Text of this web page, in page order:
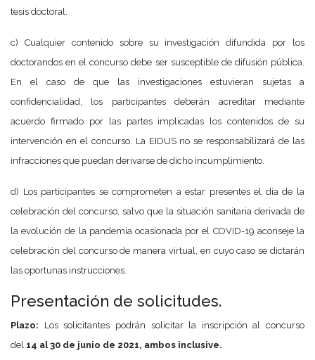
tesis doctoral.
c) Cualquier contenido sobre su investigación difundida por los
doctorandos en el concurso debe ser susceptible de difusión pública.
En el caso de que las investigaciones estuvieran sujetas a
confidencialidad, los participantes deberán acreditar mediante
acuerdo firmado por las partes implicadas los contenidos de su
intervención en el concurso. La EIDUS no se responsabilizará de las
infracciones que puedan derivarse de dicho incumplimiento.
d) Los participantes se comprometen a estar presentes el día de la
celebración del concurso, salvo que la situación sanitaria derivada de
la evolución de la pandemia ocasionada por el COVID-19 aconseje la
celebración del concurso de manera virtual, en cuyo caso se dictarán
las oportunas instrucciones.
Presentación de solicitudes.
Plazo: Los solicitantes podrán solicitar la inscripción al concurso
del 14 al 30 de junio de 2021, ambos inclusive.